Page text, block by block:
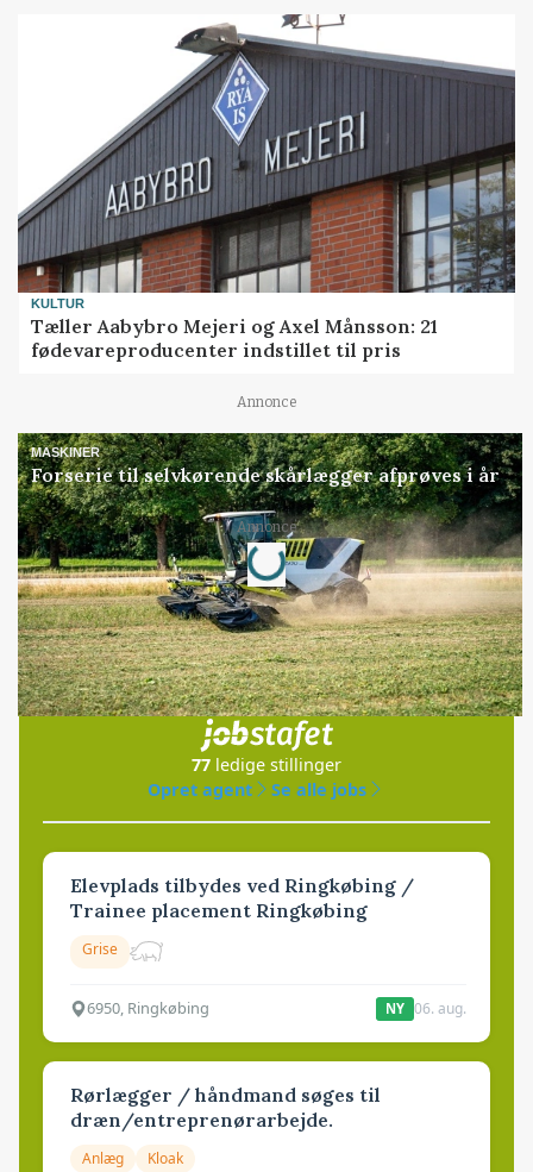
KULTUR
Tæller Aabybro Mejeri og Axel Månsson: 21
fødevareproducenter indstillet til pris
Annonce
MASKINER
Forserie til selvkørende skårlægger afprøves i år
Annonce
Loading...
Jobs
i samarbejde med
77 ledige stillinger
Opret agent
Se alle jobs
Elevplads tilbydes ved Ringkøbing /
Trainee placement Ringkøbing
Grise
6950, Ringkøbing NY 06. aug.
Rørlægger / håndmand søges til
dræn/entreprenørarbejde.
Anlæg Kloak